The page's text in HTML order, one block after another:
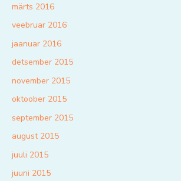
märts 2016
veebruar 2016
jaanuar 2016
detsember 2015
november 2015
oktoober 2015
september 2015
august 2015
juuli 2015
juuni 2015